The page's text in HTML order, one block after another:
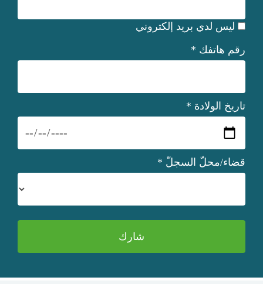
ليس لدي بريد إلكتروني
رقم هاتفك *
تاريخ الولادة *
قضاء/محلّ السجلّ *